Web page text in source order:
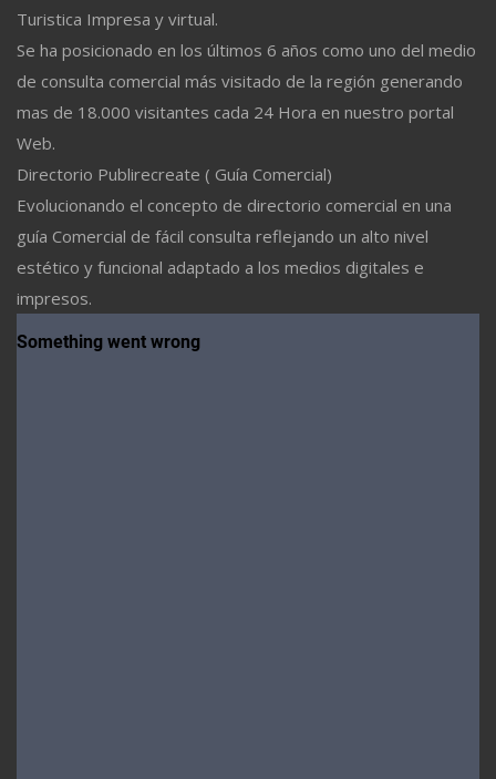
Turistica Impresa y virtual.
Se ha posicionado en los últimos 6 años como uno del medio
de consulta comercial más visitado de la región generando
mas de 18.000 visitantes cada 24 Hora en nuestro portal
Web.
Directorio Publirecreate ( Guía Comercial)
Evolucionando el concepto de directorio comercial en una
guía Comercial de fácil consulta reflejando un alto nivel
estético y funcional adaptado a los medios digitales e
impresos.